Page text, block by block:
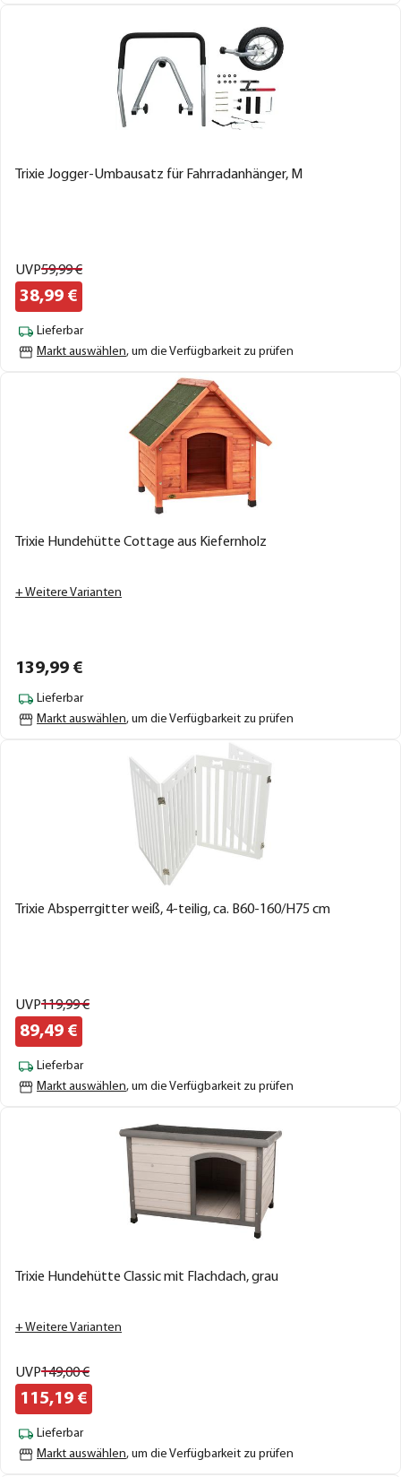
Trixie Jogger-Umbausatz für Fahrradanhänger, M
UVP59,99€
38,99 €
Lieferbar
Markt auswählen, um die Verfügbarkeit zu prüfen
Trixie Hundehütte Cottage aus Kiefernholz
+ Weitere Varianten
139,99 €
Lieferbar
Markt auswählen, um die Verfügbarkeit zu prüfen
Trixie Absperrgitter weiß, 4-teilig, ca. B60-160/H75 cm
UVP119,99€
89,49 €
Lieferbar
Markt auswählen, um die Verfügbarkeit zu prüfen
Trixie Hundehütte Classic mit Flachdach, grau
+ Weitere Varianten
UVP149,00€
115,19 €
Lieferbar
Markt auswählen, um die Verfügbarkeit zu prüfen